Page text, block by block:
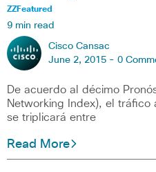
ZZFeatured
9 min read
Cisco Cansac
June 2, 2015 - 0
De acuerdo al décimo
Networking Index), el tráfico
se triplicará entre
Read More